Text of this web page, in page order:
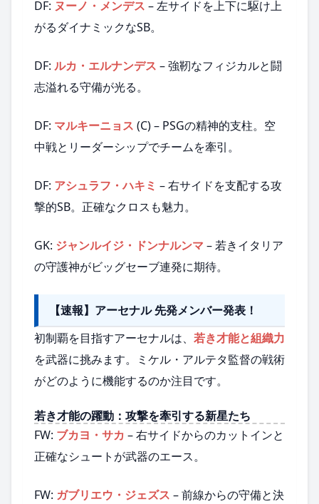
DF: ヌーノ・メンデス – 左サイドを上下に駆け上
がるダイナミックなSB。
DF: ルカ・エルナンデス – 強靭なフィジカルと闘
志溢れる守備が光る。
DF: マルキーニョス (C) – PSGの精神的支柱。空
中戦とリーダーシップでチームを牽引。
DF: アシュラフ・ハキミ – 右サイドを支配する攻
撃的SB。正確なクロスも魅力。
GK: ジャンルイジ・ドンナルンマ – 若きイタリア
の守護神がビッグセーブ連発に期待。
【速報】アーセナル 先発メンバー発表！
初制覇を目指すアーセナルは、 若き才能と組織力
を武器に挑みます。ミケル・アルテタ監督の戦術
がどのように機能するのか注目です。
若き才能の躍動：攻撃を牽引する新星たち
FW: ブカヨ・サカ – 右サイドからのカットインと
正確なシュートが武器のエース。
FW: ガブリエウ・ジェズス – 前線からの守備と決